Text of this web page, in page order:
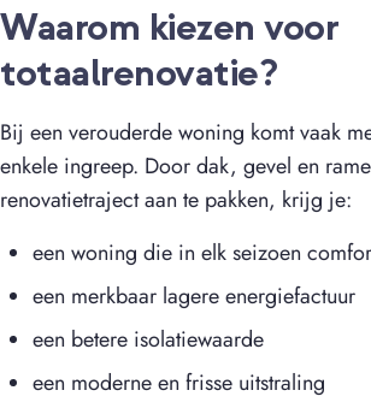
Waarom kiezen voor
totaalrenovatie?
Bij een verouderde woning komt vaak
enkele ingreep. Door dak, gevel en
renovatietraject aan te pakken, krijg je:
een woning die in elk seizoen
een merkbaar lagere energiefactuur
een betere isolatiewaarde
een moderne en frisse uitstraling